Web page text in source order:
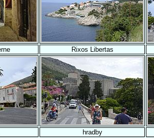
Rixos Libertas
hradby